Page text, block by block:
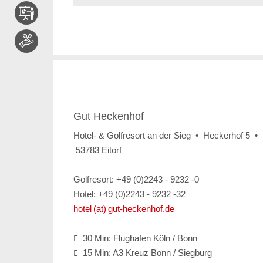
Gut Heckenhof
Hotel- & Golfresort an der Sieg • Heckerhof 5 •
53783 Eitorf
Golfresort: +49 (0)2243 - 9232 -0
Hotel: +49 (0)2243 - 9232 -32
hotel (at) gut-heckenhof.de
 30 Min: Flughafen Köln / Bonn

15 Min: A3 Kreuz Bonn / Siegburg